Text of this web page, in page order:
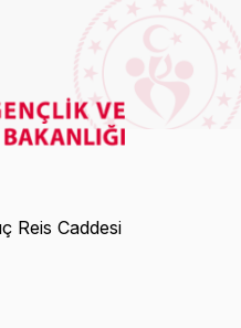
Reis Caddesi